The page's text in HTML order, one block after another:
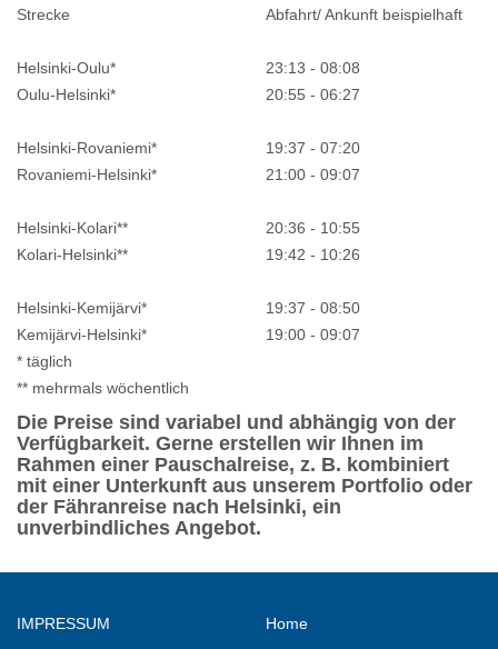
Strecke Abfahrt/ Ankunft beispielhaft
Helsinki-Oulu*
23:13 - 08:08
Oulu-Helsinki*
20:55 - 06:27
Helsinki-Rovaniemi*
19:37 - 07:20
Rovaniemi-Helsinki*
21:00 - 09:07
Helsinki-Kolari**
20:36 - 10:55
Kolari-Helsinki**
19:42 - 10:26
Helsinki-Kemijärvi*
19:37 - 08:50
Kemijärvi-Helsinki*
19:00 - 09:07
* täglich
** mehrmals wöchentlich
Die Preise sind variabel und abhängig von der
Verfügbarkeit. Gerne erstellen wir Ihnen im
Rahmen einer Pauschalreise, z. B. kombiniert
mit einer Unterkunft aus unserem Portfolio oder
der Fähranreise nach Helsinki, ein
unverbindliches Angebot.
IMPRESSUM
Home